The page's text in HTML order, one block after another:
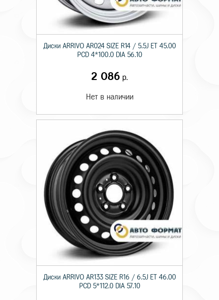
Диски ARRIVO AR024 SIZE R14 / 5.5J ET 45.00
PCD 4*100.0 DIA 56.10
2 086р.
Нет в наличии
Диски ARRIVO AR133 SIZE R16 / 6.5J ET 46.00
PCD 5*112.0 DIA 57.10